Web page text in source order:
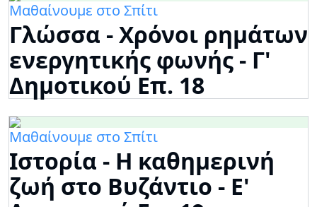
Μαθαίνουμε στο Σπίτι
Γλώσσα - Χρόνοι ρημάτων
ενεργητικής φωνής - Γ'
Δημοτικού Επ. 18
Μαθαίνουμε στο Σπίτι
Ιστορία - Η καθημερινή
ζωή στο Βυζάντιο - Ε'